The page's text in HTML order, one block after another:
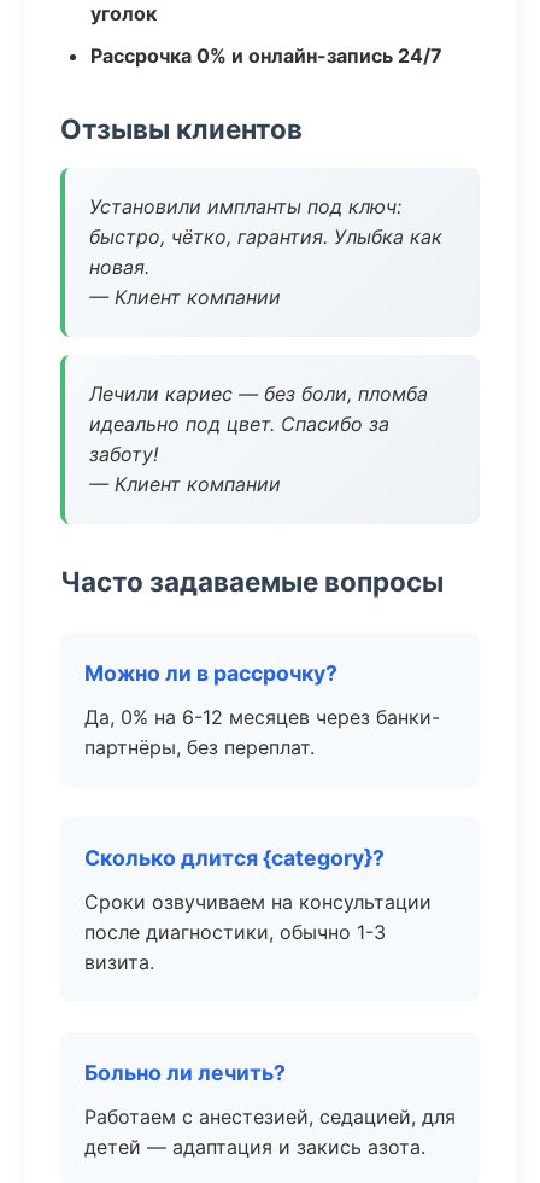
уголок
Рассрочка 0% и онлайн-запись 24/7
Отзывы клиентов
Установили импланты под ключ:
быстро, чётко, гарантия. Улыбка как
новая.
— Клиент компании
Лечили кариес — без боли, пломба
идеально под цвет. Спасибо за
заботу!
— Клиент компании
Часто задаваемые вопросы
Можно ли в рассрочку?
Да, 0% на 6-12 месяцев через банки-
партнёры, без переплат.
Сколько длится {category}?
Сроки озвучиваем на консультации
после диагностики, обычно 1-3
визита.
Больно ли лечить?
Работаем с анестезией, седацией, для
детей — адаптация и закись азота.